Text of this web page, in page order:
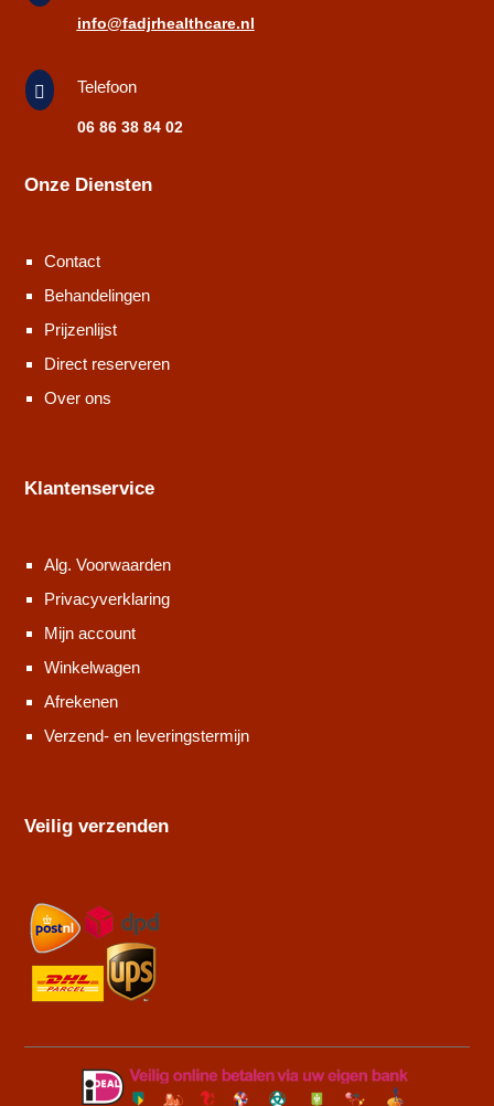
info@fadjrhealthcare.nl
 Telefoon
06 86 38 84 02
Onze Diensten
Contact
Behandelingen
Prijzenlijst
Direct reserveren
Over ons
Klantenservice
Alg. Voorwaarden
Privacyverklaring
Mijn account
Winkelwagen
Afrekenen
Verzend- en leveringstermijn
Veilig verzenden